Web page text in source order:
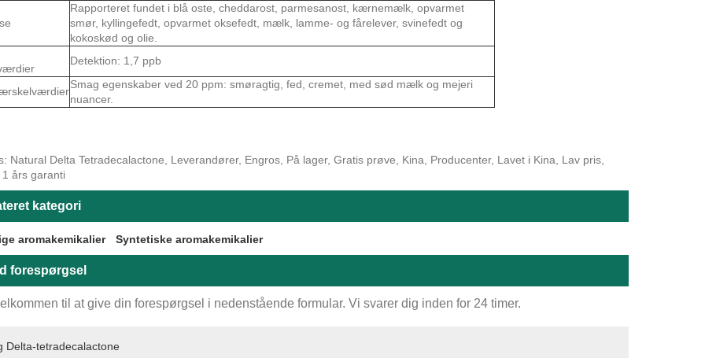
Rapporteret fundet i blå oste, cheddarost, parmesanost, kærnemælk, opvarmet
smør, kyllingefedt, opvarmet oksefedt, mælk, lamme- og fårelever, svinefedt og
kokoskød og olie.
Detektion: 1,7 ppb
Smag egenskaber ved 20 ppm: smøragtig, fed, cremet, med sød mælk og mejeri
nuancer.
Natural Delta Tetradecalactone, Leverandører, Engros, På lager, Gratis prøve, Kina, Producenter, Lavet i Kina, Lav pris,
1 års garanti
kategori
aromakemikalier Syntetiske aromakemikalier
forespørgsel
til at give din forespørgsel i nedenstående formular. Vi svarer dig inden for 24 timer.